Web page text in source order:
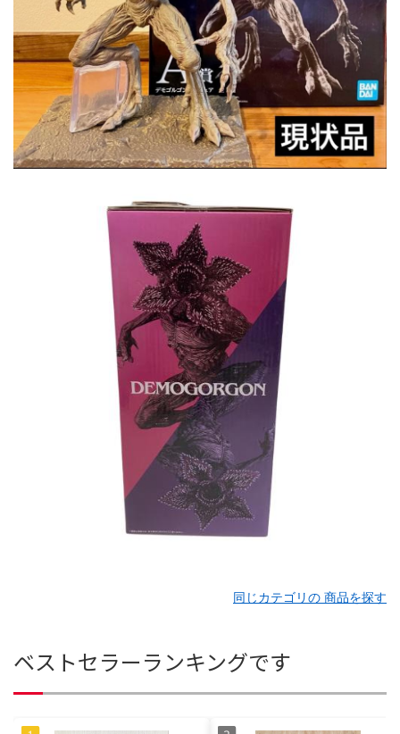
同じカテゴリの 商品を探す
ベストセラーランキングです